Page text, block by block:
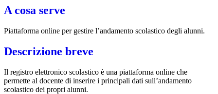
A cosa serve
Piattaforma online per gestire l’andamento scolastico degli alunni.
Descrizione breve
Il registro elettronico scolastico è una piattaforma online che
permette al docente di inserire i principali dati sull’andamento
scolastico dei propri alunni.